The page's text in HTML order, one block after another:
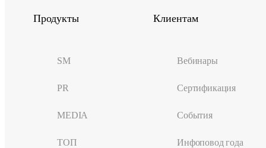
Продукты
SM
PR
MEDIA
ТОП
Клиентам
Вебинары
Сертификация
События
Инфоповод года